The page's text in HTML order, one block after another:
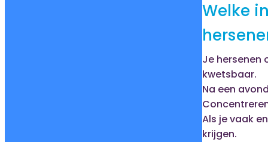
Welke
Je hersenen
kwetsbaar.
Na een
Als je vaak
krijgen.